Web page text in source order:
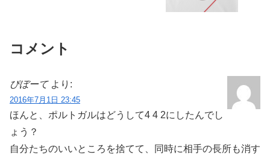
コメント
ぴぼーて より:
2016年7月1日 23:45
ほんと、ポルトガルはどうして4 4 2にしたんでし
ょう？
自分たちのいいところを捨てて、同時に相手の長所も消す